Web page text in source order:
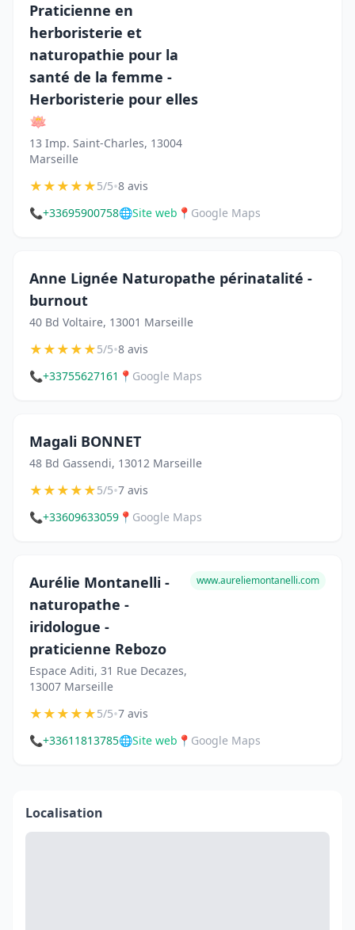
Praticienne en
herboristerie et
naturopathie pour la
santé de la femme -
Herboristerie pour elles
🪷
13 Imp. Saint-Charles, 13004
Marseille
★★★★★5/5•8 avis
📞+33695900758🌐Site web 📍 Google Maps
Anne Lignée Naturopathe périnatalité -
burnout
40 Bd Voltaire, 13001 Marseille
★★★★★5/5•8 avis
📞+33755627161 📍 Google Maps
Magali BONNET
48 Bd Gassendi, 13012 Marseille
★★★★★5/5•7 avis
📞+33609633059 📍 Google Maps
Aurélie Montanelli -
naturopathe -
iridologue -
praticienne Rebozo
Espace Aditi, 31 Rue Decazes,
13007 Marseille
www.aureliemontanelli.com
★★★★★5/5•7 avis
📞+33611813785🌐Site web 📍 Google Maps
Localisation